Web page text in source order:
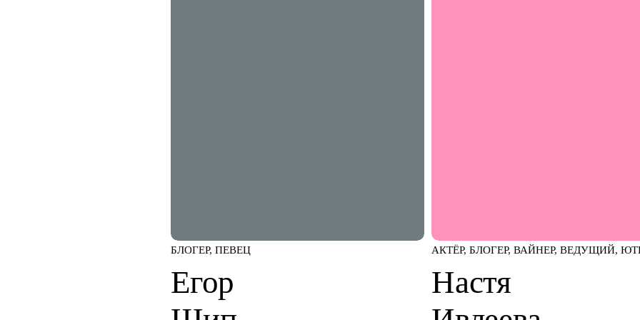
БЛОГЕР, ПЕВЕЦ
Егор
АКТЁР, БЛОГЕР, ВАЙНЕР, ВЕДУЩИЙ,
Настя